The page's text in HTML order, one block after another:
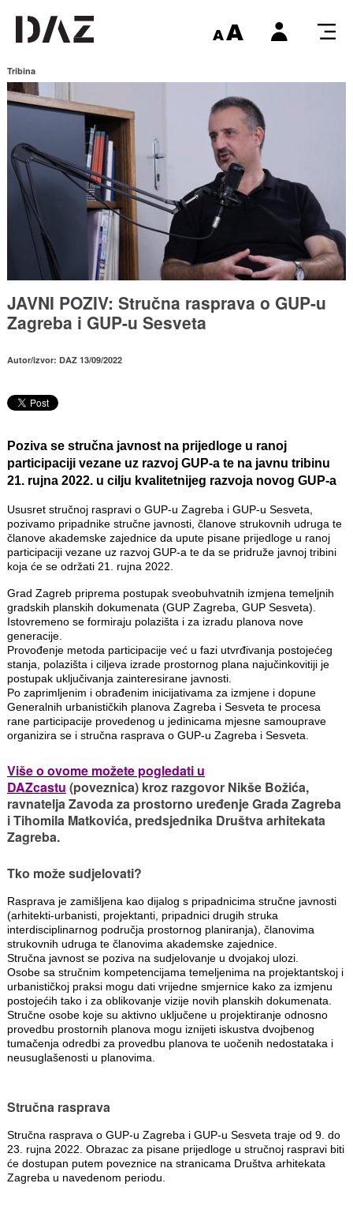
Tribina
JAVNI POZIV: Stručna rasprava o GUP-u
Zagreba i GUP-u Sesveta
Autor/izvor: DAZ 13/09/2022
Poziva se stručna javnost na prijedloge u ranoj
participaciji vezane uz razvoj GUP-a te na javnu tribinu
21. rujna 2022. u cilju kvalitetnijeg razvoja novog GUP-a
Ususret stručnoj raspravi o GUP-u Zagreba i GUP-u Sesveta,
pozivamo pripadnike stručne javnosti, članove strukovnih udruga te
članove akademske zajednice da upute pisane prijedloge u ranoj
participaciji vezane uz razvoj GUP-a te da se pridruže javnoj tribini
koja će se održati 21. rujna 2022.
Grad Zagreb priprema postupak sveobuhvatnih izmjena temeljnih
gradskih planskih dokumenata (GUP Zagreba, GUP Sesveta).
Istovremeno se formiraju polazišta i za izradu planova nove
generacije.
Provođenje metoda participacije već u fazi utvrđivanja postojećeg
stanja, polazišta i ciljeva izrade prostornog plana najučinkovitiji je
postupak uključivanja zainteresirane javnosti.
Po zaprimljenim i obrađenim inicijativama za izmjene i dopune
Generalnih urbanističkih planova Zagreba i Sesveta te procesa
rane participacije provedenog u jedinicama mjesne samouprave
organizira se i stručna rasprava o GUP-u Zagreba i Sesveta.
Više o ovome možete pogledati u
DAZcastu (poveznica) kroz razgovor Nikše Božića,
ravnatelja Zavoda za prostorno uređenje Grada Zagreba
i Tihomila Matkovića, predsjednika Društva arhitekata
Zagreba.
Tko može sudjelovati?
Rasprava je zamišljena kao dijalog s pripadnicima stručne javnosti
(arhitekti-urbanisti, projektanti, pripadnici drugih struka
interdisciplinarnog područja prostornog planiranja), članovima
strukovnih udruga te članovima akademske zajednice.
Stručna javnost se poziva na sudjelovanje u dvojakoj ulozi.
Osobe sa stručnim kompetencijama temeljenima na projektantskoj i
urbanističkoj praksi mogu dati vrijedne smjernice kako za izmjenu
postojećih tako i za oblikovanje vizije novih planskih dokumenata.
Stručne osobe koje su aktivno uključene u projektiranje odnosno
provedbu prostornih planova mogu iznijeti iskustva dvojbenog
tumačenja odredbi za provedbu planova te uočenih nedostataka i
neusuglašenosti u planovima.
Stručna rasprava
Stručna rasprava o GUP-u Zagreba i GUP-u Sesveta traje od 9. do
23. rujna 2022. Obrazac za pisane prijedloge u stručnoj raspravi biti
će dostupan putem poveznice na stranicama Društva arhitekata
Zagreba u navedenom periodu.